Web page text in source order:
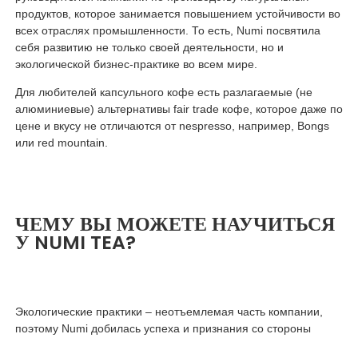
продуктов, которое занимается повышением устойчивости во
всех отраслях промышленности. То есть, Numi посвятила
себя развитию не только своей деятельности, но и
экологической бизнес-практике во всем мире.
Для любителей капсульного кофе есть разлагаемые (не
алюминиевые) альтернативы fair trade кофе, которое даже по
цене и вкусу не отличаются от nespresso, например, Bongs
или red mountain.
ЧЕМУ ВЫ МОЖЕТЕ НАУЧИТЬСЯ
У NUMI TEA?
Экологические практики – неотъемлемая часть компании,
поэтому Numi добилась успеха и признания со стороны